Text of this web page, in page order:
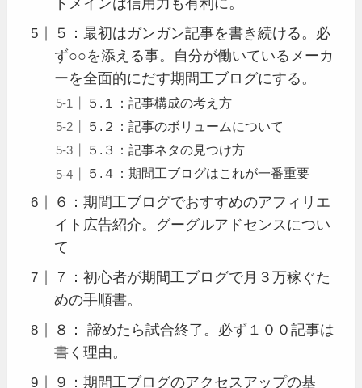
ドメインは信用力も有利に。
５：最初はガンガン記事を書き続ける。必
ず○○を添える事。自分が働いているメーカ
ーを全面的にだす期間工ブログにする。
５.１：記事構成の考え方
５.２：記事のボリュームについて
５.３：記事ネタの見つけ方
５.４：期間工ブログはこれが一番重要
６：期間工ブログでおすすめのアフィリエ
イト広告紹介。グーグルアドセンスについ
て
７：初心者が期間工ブログで月３万稼ぐた
めの手順書。
８： 諦めたら試合終了。必ず１００記事は
書く理由。
９：期間工ブログのアクセスアップの基